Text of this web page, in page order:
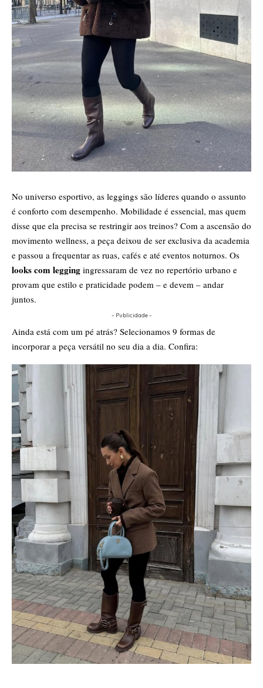
No universo esportivo, as leggings são líderes quando o assunto
é conforto com desempenho. Mobilidade é essencial, mas quem
disse que ela precisa se restringir aos treinos? Com a ascensão do
movimento wellness, a peça deixou de ser exclusiva da academia
e passou a frequentar as ruas, cafés e até eventos noturnos. Os
looks com legging ingressaram de vez no repertório urbano e
provam que estilo e praticidade podem – e devem – andar
juntos.
- Publicidade -
Ainda está com um pé atrás? Selecionamos 9 formas de
incorporar a peça versátil no seu dia a dia. Confira: